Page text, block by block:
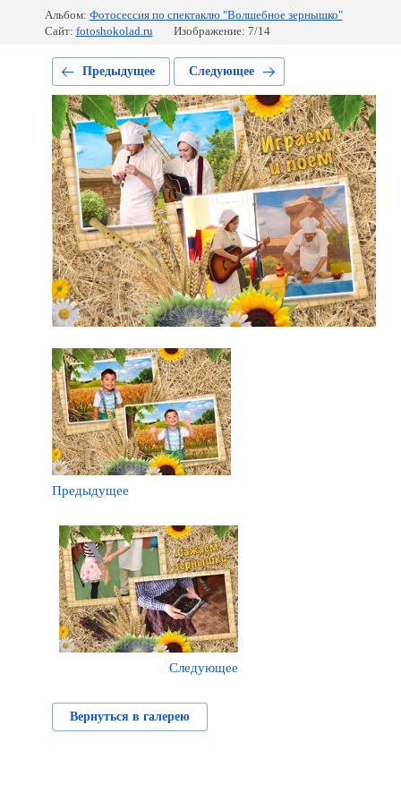
Альбом: Фотосессия по спектаклю "Волшебное зернышко"
Сайт: fotoshokolad.ru Изображение: 7/14
Предыдущее Следующее
Предыдущее
Следующее
Вернуться в галерею